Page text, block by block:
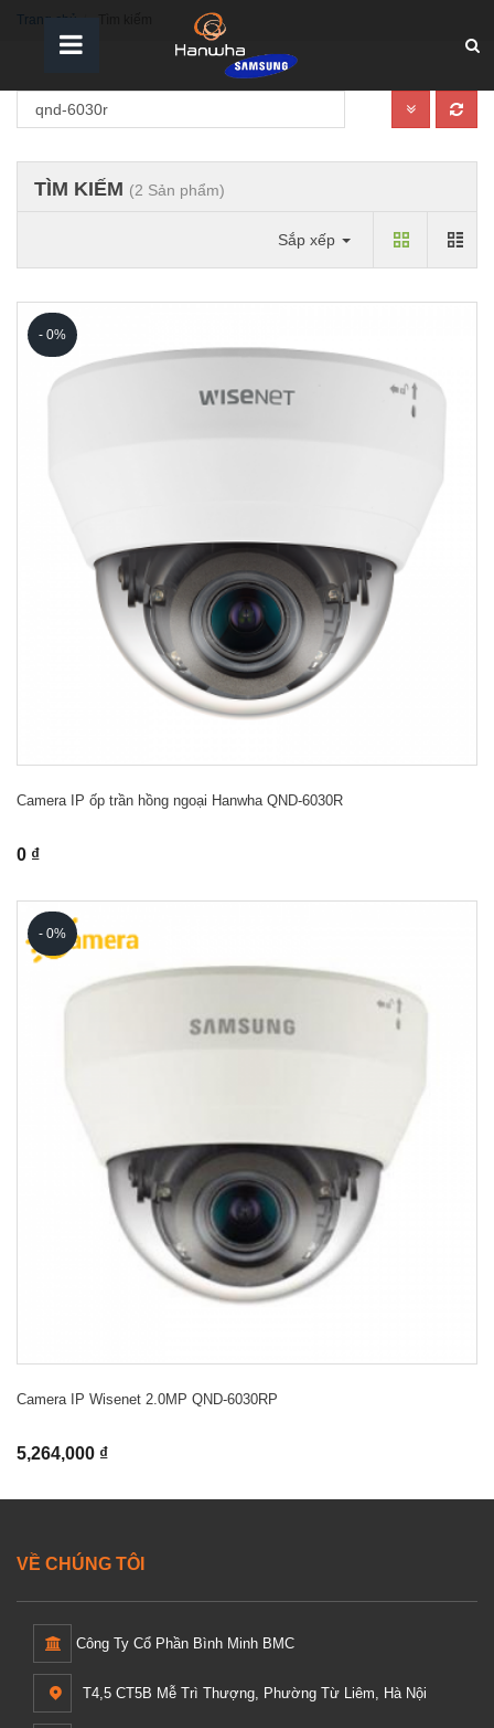
Trang chủ Tìm kiếm
TÌM KIẾM (2 Sản phẩm)
Sắp xếp
- 0%
Camera IP ốp trần hồng ngoại Hanwha QND-6030R
0 ₫
- 0%
Camera IP Wisenet 2.0MP QND-6030RP
5,264,000 ₫
VỀ CHÚNG TÔI
Công Ty Cổ Phần Bình Minh BMC
T4,5 CT5B Mễ Trì Thượng, Phường Từ Liêm, Hà Nội